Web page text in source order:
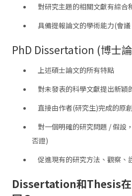
對研究主題的相關文獻有綜合
具備提報論文的學術能力(會
PhD Dissertation (博士
上述碩士論文的所有特點
對未發表的科學文獻提出新穎
直接由作者(研究生)完成的原
對一個明確的研究問題 / 假設
否證)
促進現有的研究方法、觀察、
Dissertation和Thesis在